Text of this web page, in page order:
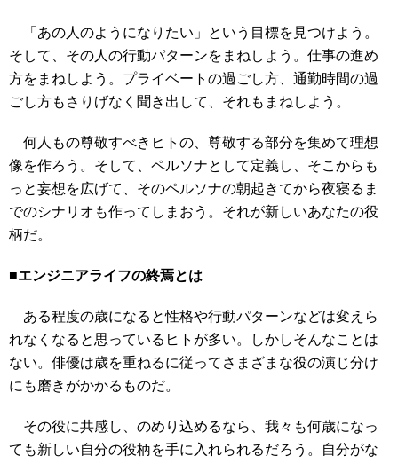
「あの人のようになりたい」という目標を見つけよう。
そして、その人の行動パターンをまねしよう。仕事の進め
方をまねしよう。プライベートの過ごし方、通勤時間の過
ごし方もさりげなく聞き出して、それもまねしよう。
何人もの尊敬すべきヒトの、尊敬する部分を集めて理想
像を作ろう。そして、ペルソナとして定義し、そこからも
っと妄想を広げて、そのペルソナの朝起きてから夜寝るま
でのシナリオも作ってしまおう。それが新しいあなたの役
柄だ。
■エンジニアライフの終焉とは
ある程度の歳になると性格や行動パターンなどは変えら
れなくなると思っているヒトが多い。しかしそんなことは
ない。俳優は歳を重ねるに従ってさまざまな役の演じ分け
にも磨きがかかるものだ。
その役に共感し、のめり込めるなら、我々も何歳になっ
ても新しい自分の役柄を手に入れられるだろう。自分がな